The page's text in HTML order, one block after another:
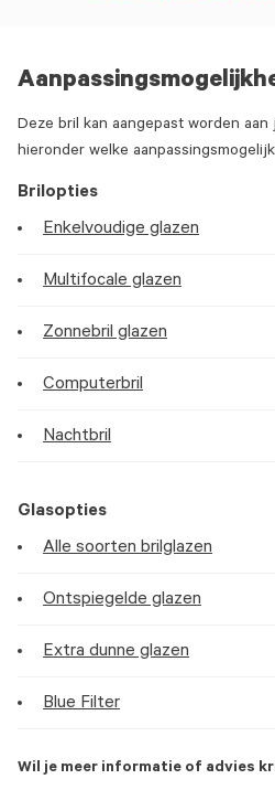
Deze bril kan aangepast worden
hieronder welke
Brilopties
Enkelvoudige glazen
Multifocale glazen
Zonnebril glazen
Computerbril
Nachtbril
Glasopties
Alle soorten brilglazen
Ontspiegelde glazen
Extra dunne glazen
Blue Filter
Wil je meer informatie of advies